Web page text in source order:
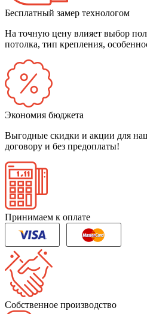
Бесплатный замер технологом
На точную цену влияет выбор
потолка, тип крепления,
Экономия бюджета
Выгодные скидки и акции для
договору и без предоплаты!
Принимаем к оплате
Собственное производство